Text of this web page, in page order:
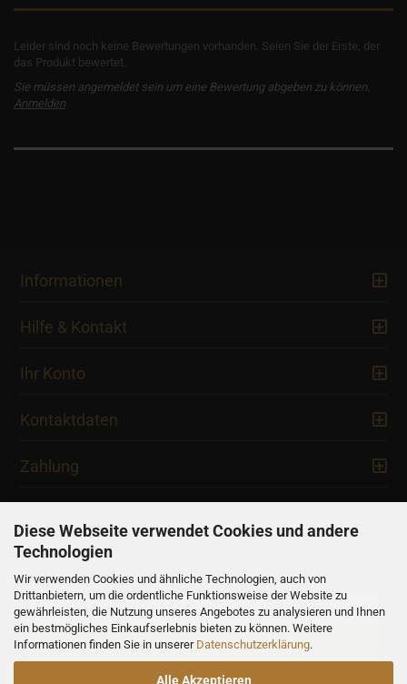
Diese Webseite verwendet Cookies und andere
Technologien
Wir verwenden Cookies und ähnliche Technologien, auch von
Drittanbietern, um die ordentliche Funktionsweise der Website zu
gewährleisten, die Nutzung unseres Angebotes zu analysieren und Ihnen
ein bestmögliches Einkaufserlebnis bieten zu können. Weitere
Informationen finden Sie in unserer Datenschutzerklärung.
Alle Akzeptieren
Leider sind noch keine Bewertungen vorhanden. Seien Sie der Erste, der
das Produkt bewertet.
Sie müssen angemeldet sein um eine Bewertung abgeben zu können.
Anmelden
Informationen
Hilfe & Kontakt
Ihr Konto
Kontaktdaten
Zahlung
Newsletter